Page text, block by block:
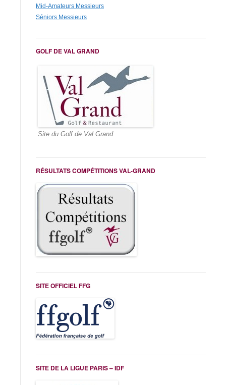
Mid-Amateurs Messieurs
Séniors Messieurs
GOLF DE VAL GRAND
Site du Golf de Val Grand
RÉSULTATS COMPÉTITIONS VAL-GRAND
SITE OFFICIEL FFG
SITE DE LA LIGUE PARIS – IDF